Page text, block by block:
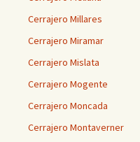
Cerrajero Millares
Cerrajero Miramar
Cerrajero Mislata
Cerrajero Mogente
Cerrajero Moncada
Cerrajero Montaverner